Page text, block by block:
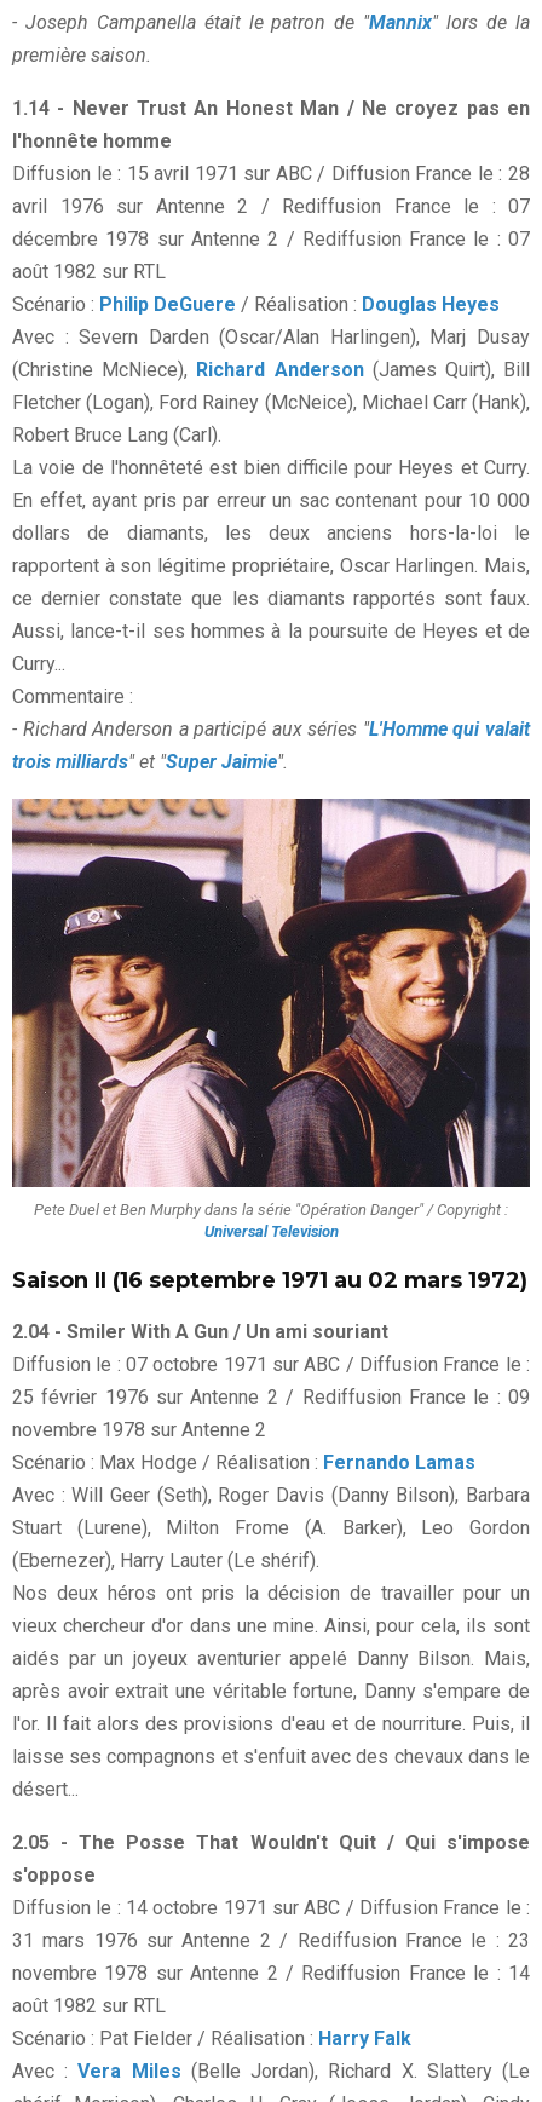
- Joseph Campanella était le patron de "Mannix" lors de la
première saison.
1.14 - Never Trust An Honest Man / Ne croyez pas en
l'honnête homme
Diffusion le : 15 avril 1971 sur ABC / Diffusion France le : 28
avril 1976 sur Antenne 2 / Rediffusion France le : 07
décembre 1978 sur Antenne 2 / Rediffusion France le : 07
août 1982 sur RTL
Scénario : Philip DeGuere / Réalisation : Douglas Heyes
Avec : Severn Darden (Oscar/Alan Harlingen), Marj Dusay
(Christine McNiece), Richard Anderson(James Quirt), Bill
Fletcher (Logan), Ford Rainey (McNeice), Michael Carr (Hank),
Robert Bruce Lang (Carl).
La voie de l'honnêteté est bien difficile pour Heyes et Curry.
En effet, ayant pris par erreur un sac contenant pour 10 000
dollars de diamants, les deux anciens hors-la-loi le
rapportent à son légitime propriétaire, Oscar Harlingen. Mais,
ce dernier constate que les diamants rapportés sont faux.
Aussi, lance-t-il ses hommes à la poursuite de Heyes et de
Curry...
Commentaire :
- Richard Anderson a participé aux séries "L'Homme qui valait
trois milliards" et "Super Jaimie".
Pete Duel et Ben Murphy dans la série "Opération Danger" / Copyright :
Universal Television
Saison II (16 septembre 1971 au 02 mars 1972)
2.04 - Smiler With A Gun / Un ami souriant
Diffusion le : 07 octobre 1971 sur ABC / Diffusion France le :
25 février 1976 sur Antenne 2 / Rediffusion France le : 09
novembre 1978 sur Antenne 2
Scénario : Max Hodge / Réalisation : Fernando Lamas
Avec : Will Geer (Seth), Roger Davis (Danny Bilson), Barbara
Stuart (Lurene), Milton Frome (A. Barker), Leo Gordon
(Ebernezer), Harry Lauter (Le shérif).
Nos deux héros ont pris la décision de travailler pour un
vieux chercheur d'or dans une mine. Ainsi, pour cela, ils sont
aidés par un joyeux aventurier appelé Danny Bilson. Mais,
après avoir extrait une véritable fortune, Danny s'empare de
l'or. Il fait alors des provisions d'eau et de nourriture. Puis, il
laisse ses compagnons et s'enfuit avec des chevaux dans le
désert...
2.05 - The Posse That Wouldn't Quit / Qui s'impose
s'oppose
Diffusion le : 14 octobre 1971 sur ABC / Diffusion France le :
31 mars 1976 sur Antenne 2 / Rediffusion France le : 23
novembre 1978 sur Antenne 2 / Rediffusion France le : 14
août 1982 sur RTL
Scénario : Pat Fielder / Réalisation : Harry Falk
Avec :Vera Miles (Belle Jordan), Richard X. Slattery (Le